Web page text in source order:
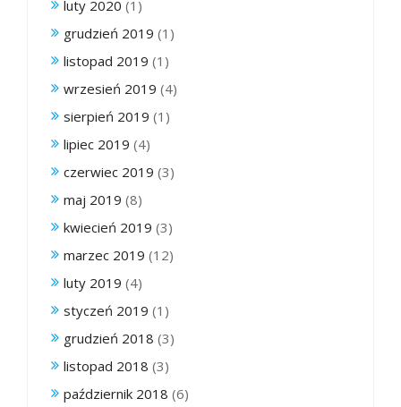
luty 2020 (1)
grudzień 2019 (1)
listopad 2019 (1)
wrzesień 2019 (4)
sierpień 2019 (1)
lipiec 2019 (4)
czerwiec 2019 (3)
maj 2019 (8)
kwiecień 2019 (3)
marzec 2019 (12)
luty 2019 (4)
styczeń 2019 (1)
grudzień 2018 (3)
listopad 2018 (3)
październik 2018 (6)